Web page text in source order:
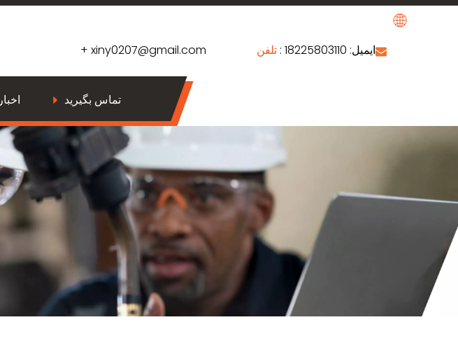
ایمیل: xiny0207@gmail.com ​​​​​​​ تلفن : 18225803110 +
اخبار تماس بگیرید